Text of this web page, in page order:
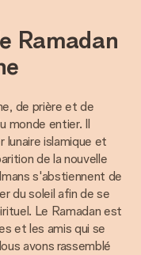
Ramadan
de prière et de
monde entier. Il
lunaire islamique et
de la nouvelle
s'abstiennent de
du soleil afin de se
Le Ramadan est
et les amis qui se
avons rassemblé